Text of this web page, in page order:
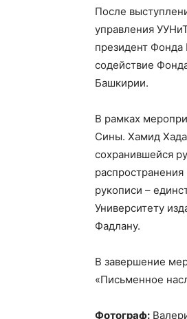
После
управления
президент
содействие
Башкирии.
В рамках
Сины. Хамид
сохранившейся
рукописи –
Университету
Фадлану.
В завершение
«Письменное
Фотограф: